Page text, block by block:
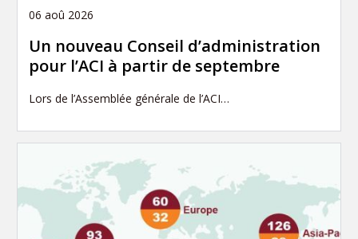
06 aoû 2026
Un nouveau Conseil d’administration
pour l’ACI à partir de septembre
Lors de l’Assemblée générale de l’ACI…